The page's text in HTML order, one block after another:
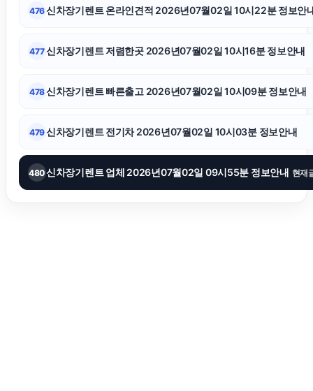
은평구하수구막힘
도봉구하수구막힘
울산이혼전문변호사
476신차장기렌트 온라인견적 2026년07월02일 10시22분 정보안
477신차장기렌트 저렴한곳 2026년07월02일 10시16분 정보안내
478신차장기렌트 빠른출고 2026년07월02일 10시09분 정보안내
479신차장기렌트 전기차 2026년07월02일 10시03분 정보안내
480신차장기렌트 업체 2026년07월02일 09시55분 정보안내 현재